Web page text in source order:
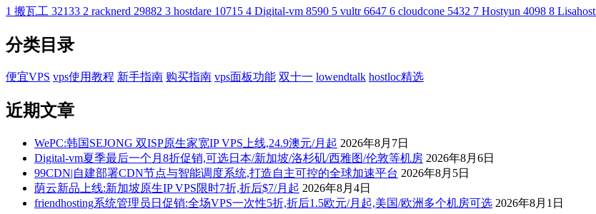
1 搬瓦工 32133 2 racknerd 29882 3 hostdare 10715 4 Digital-vm 8590 5 vultr 6647 6 cloudcone 5432 7 Hostyun 4098 8 Lisahost
分类目录
便宜VPS vps使用教程 新手指南 购买指南 vps面板功能 双十一 lowendtalk hostloc精选
近期文章
WePC:韩国SEJONG 双ISP原生家宽IP VPS上线,24.9澳元/月起 2026年8月7日
Digital-vm夏季最后一个月8折促销,可选日本/新加坡/洛杉矶/西雅图/伦敦等机房 2026年8月6日
99CDN|自建部署CDN节点与智能调度系统,打造自主可控的全球加速平台 2026年8月5日
荫云新品上线:新加坡原生IP VPS限时7折,折后$7/月起 2026年8月4日
friendhosting系统管理员日促销:全场VPS一次性5折,折后1.5欧元/月起,美国/欧洲多个机房可选 2026年8月1日